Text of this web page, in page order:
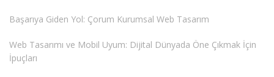
Başarıya Giden Yol: Çorum Kurumsal Web Tasarım
Web Tasarımı ve Mobil Uyum: Dijital Dünyada Öne Çıkmak İçin
İpuçları